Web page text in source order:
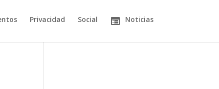
Privacidad Social Noticias